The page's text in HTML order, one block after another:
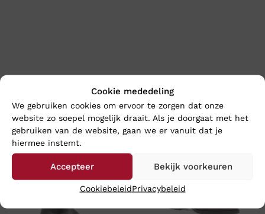
Cookie mededeling
We gebruiken cookies om ervoor te zorgen dat onze
website zo soepel mogelijk draait. Als je doorgaat met het
gebruiken van de website, gaan we er vanuit dat je
hiermee instemt.
Accepteer Bekijk voorkeuren
CookiebeleidPrivacybeleid
En wat vind u van deze?